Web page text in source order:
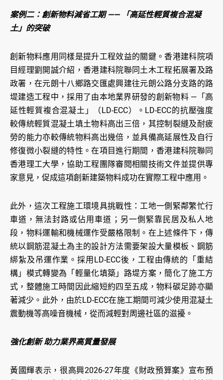
案例二：創新物料減省工期 —— 「高延性輕質複合混凝
土」的突破
創新物料應用同樣是提升工程效益的關鍵。香港建科院項
目經理劉開誠介紹，香港建科院聯同土木工程拓展署及路
政署，在元朗十八鄉路交匯處興建往元朗公路分支路的路
堤建造工程中，採用了由本地業界研發的創新物料 —「高
延性輕質複合混凝土」（LD-ECC）。LD-ECC的抗壓強度
較傳統輕質混凝土填土物料高出三倍，其控制裂縫及耐疲
勞的能力亦較傳統物料高出幾倍，並具備高延展性及自行
修復微小裂縫的特性。在項目進行期間，香港建科院聯同
香港理工大學，協助工程團隊審閱相關技術文件並提供專
家意見，促成這項創新建築物料成功在實際工程中應用。
此外，這次工程施工環境具挑戰性：工地一側緊鄰繁忙行
車道，無法封路或佔用車道；另一側緊靠民居及私人地
段，物料運輸和機械運作受嚴格限制。在上述條件下，傳
統以鋼筋混凝土為主的設計方法需要架設大量模板、鋼筋
綁紮及吊運作業。採用LD-ECC後，工程由傳統的「重結
構」模式轉變為「輕量化填築」路堤方案，簡化了施工方
式，整體施工時間因此縮短約四至五成，物料碳足跡亦顯
著減少。此外，由於LD-ECC在施工期間可減少使用混凝土
震動機等高噪音機械，從而減輕對周邊社區的滋擾。
強化創新 助力業界高質量發展
黃國輝表示，很高興2026-27年度《財政預算案》宣布預